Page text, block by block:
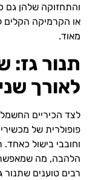
והתחזוקה שלהן גם
או הקרמיקה הקלים
מאוד.
תנור גז:
לאורך
לצד הכיריים
פופולרית של
וחובבי בישול
הלהבה, מה שמאפשר
רבים טוענים שתנור